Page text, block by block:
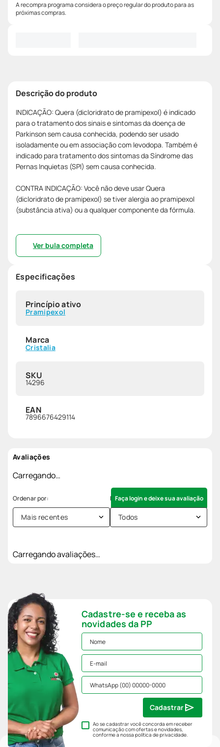
A recompra programa considera o preço regular do produto para as
próximas compras.
Descrição do produto
INDICAÇÃO: Quera (dicloridrato de pramipexol) é indicado
para o tratamento dos sinais e sintomas da doença de
Parkinson sem causa conhecida, podendo ser usado
isoladamente ou em associação com levodopa. Também é
indicado para tratamento dos sintomas da Síndrome das
Pernas Inquietas (SPI) sem causa conhecida.
CONTRA INDICAÇÃO: Você não deve usar Quera
(dicloridrato de pramipexol) se tiver alergia ao pramipexol
(substância ativa) ou a qualquer componente da fórmula.
Ver bula completa
Especificações
Princípio ativo
Pramipexol
Marca
Cristalia
SKU
14296
EAN
7896676429114
Avaliações
Carregando…
Faça login e deixe sua avaliação
Mais recentes Todos
Carregando avaliações…
Cadastre-se e receba as
novidades da PP
Ao se cadastrar você concorda em receber
comunicação com ofertas e novidades,
conforme a nossapolítica de privacidade.
Cadastrar